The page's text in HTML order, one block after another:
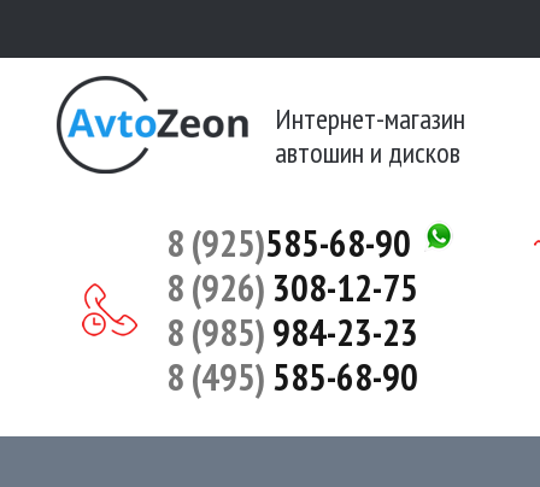
Интернет-магазин
автошин и дисков
8 (925)585-68-90
8 (926) 308-12-75
8 (985)984-23-23
8 (495)585-68-90